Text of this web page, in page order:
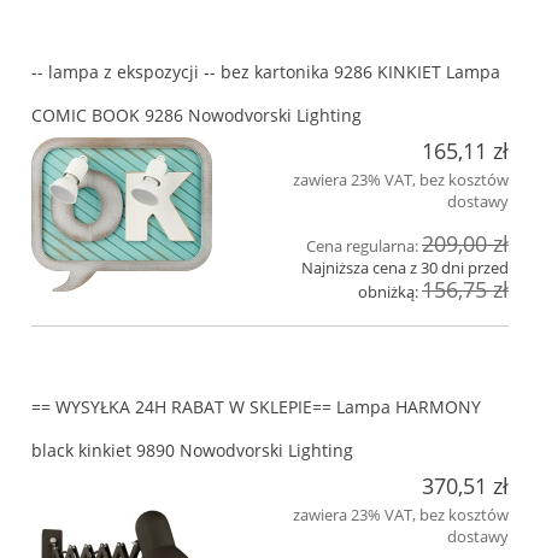
-- lampa z ekspozycji -- bez kartonika 9286 KINKIET Lampa
COMIC BOOK 9286 Nowodvorski Lighting
165,11 zł
zawiera 23% VAT, bez kosztów
dostawy
Cena regularna:209,00 zł
Najniższa cena z 30 dni przed
obniżką:156,75 zł
== WYSYŁKA 24H RABAT W SKLEPIE== Lampa HARMONY
black kinkiet 9890 Nowodvorski Lighting
370,51 zł
zawiera 23% VAT, bez kosztów
dostawy